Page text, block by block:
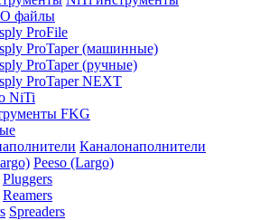
файлы
ProFile
ProTaper (машинные)
ProTaper (ручные)
ProTaper NEXT
NiTi
FKG
Каналонаполнители
Peeso (Largo)
Pluggers
Reamers
Spreaders